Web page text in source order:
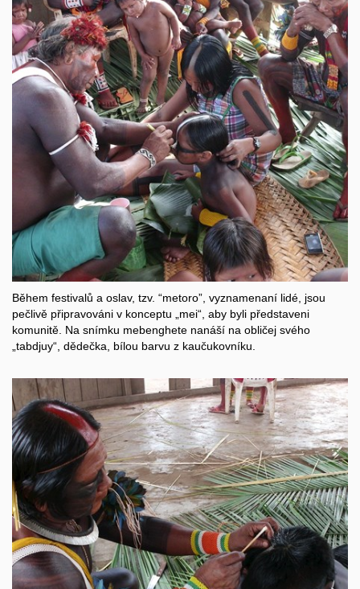
Během festivalů a oslav, tzv. “metoro”, vyznamenaní lidé, jsou
pečlivě připravováni v konceptu „mei“, aby byli představeni
komunitě. Na snímku mebenghete nanáší na obličej svého
„tabdjuy“, dědečka, bílou barvu z kaučukovníku.